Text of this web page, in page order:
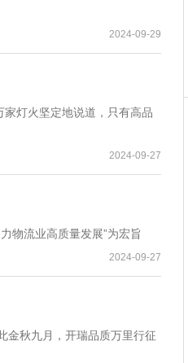
2024-09-29
灯火坚定地说道，只有高品
2024-09-27
物流业高质量发展”为宏旨
2024-09-27
金秋九月，开瑞品质万里行征